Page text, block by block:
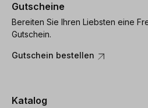
Gutscheine
Bereiten Sie Ihren Liebsten eine
Gutschein.
Gutschein bestellen
Katalog